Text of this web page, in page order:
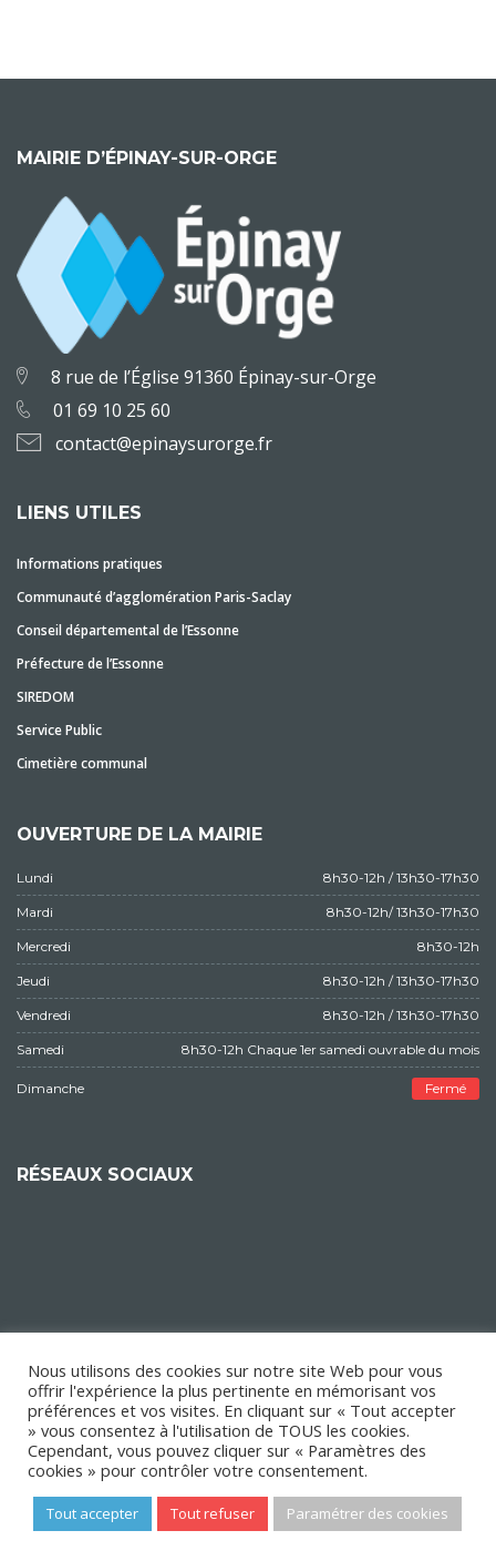
MAIRIE D’ÉPINAY-SUR-ORGE
8 rue de l’Église 91360 Épinay-sur-Orge
01 69 10 25 60
contact@epinaysurorge.fr
LIENS UTILES
Informations pratiques
Communauté d’agglomération Paris-Saclay
Conseil départemental de l’Essonne
Préfecture de l’Essonne
SIREDOM
Service Public
Cimetière communal
OUVERTURE DE LA MAIRIE
Lundi 8h30-12h / 13h30-17h30
Mardi 8h30-12h/ 13h30-17h30
Mercredi 8h30-12h
Jeudi 8h30-12h / 13h30-17h30
Vendredi 8h30-12h / 13h30-17h30
Samedi 8h30-12h Chaque 1er samedi ouvrable du mois
Dimanche Fermé
RÉSEAUX SOCIAUX
Copyright © 2018 Mairie d'Épinay-sur-Orge
Nous utilisons des cookies sur notre site Web pour vous
offrir l'expérience la plus pertinente en mémorisant vos
préférences et vos visites. En cliquant sur « Tout accepter
» vous consentez à l'utilisation de TOUS les cookies.
Cependant, vous pouvez cliquer sur « Paramètres des
cookies » pour contrôler votre consentement.
Tout accepter Tout refuser Paramétrer des cookies